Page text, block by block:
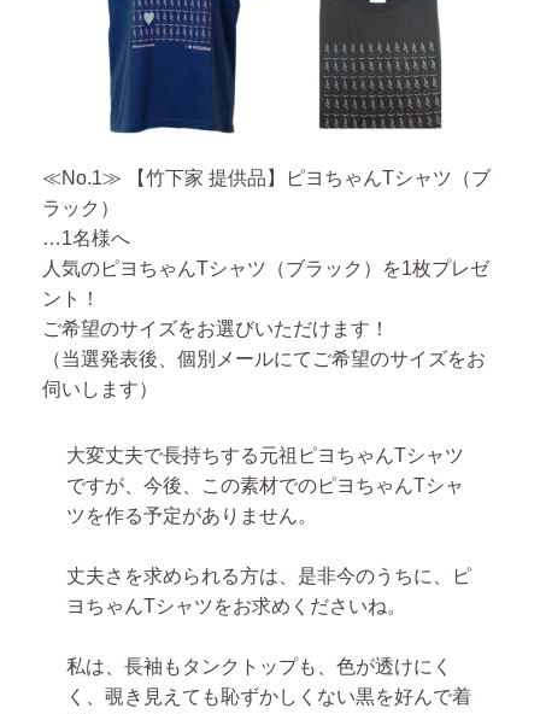
≪No.1≫ 【竹下家 提供品】ピヨちゃんTシャツ（ブ
ラック）
…1名様へ
人気のピヨちゃんTシャツ（ブラック）を1枚プレゼ
ント！
ご希望のサイズをお選びいただけます！
（当選発表後、個別メールにてご希望のサイズをお
伺いします）
大変丈夫で長持ちする元祖ピヨちゃんTシャツ
ですが、今後、この素材でのピヨちゃんTシャ
ツを作る予定がありません。
丈夫さを求められる方は、是非今のうちに、ピ
ヨちゃんTシャツをお求めくださいね。
私は、長袖もタンクトップも、色が透けにく
く、覗き見えても恥ずかしくない黒を好んで着